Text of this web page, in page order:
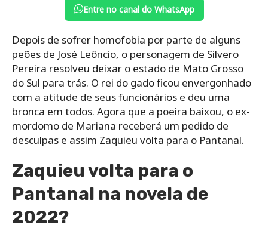
Entre no canal do WhatsApp
Depois de sofrer homofobia por parte de alguns
peões de José Leôncio, o personagem de Silvero
Pereira resolveu deixar o estado de Mato Grosso
do Sul para trás. O rei do gado ficou envergonhado
com a atitude de seus funcionários e deu uma
bronca em todos. Agora que a poeira baixou, o ex-
mordomo de Mariana receberá um pedido de
desculpas e assim Zaquieu volta para o Pantanal.
Zaquieu volta para o
Pantanal na novela de
2022?